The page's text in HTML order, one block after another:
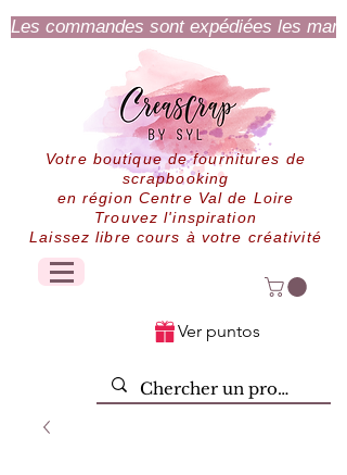
Les commandes sont expédiées les
Votre boutique de fournitures de
scrapbooking
en région Centre Val de Loire
Trouvez l'inspiration
Laissez libre cours à votre créativité
Ver puntos